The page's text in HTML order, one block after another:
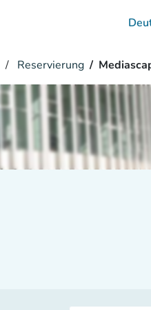
Reservierung